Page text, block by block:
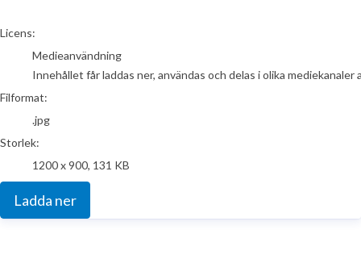
go to media item
Licens:
Medieanvändning
Innehållet får laddas ner, användas och delas i olika
Filformat:
.jpg
Storlek:
1200 x 900, 131 KB
Ladda ner